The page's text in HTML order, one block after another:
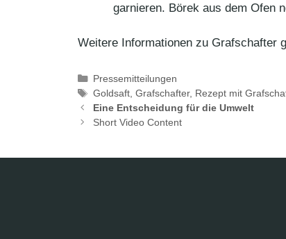
garnieren. Börek aus dem Ofen
Weitere Informationen zu Grafschafter
Kategorien
Pressemitteilungen
Schlagwörter
Goldsaft, Grafschafter, Rezept mit
Eine Entscheidung für die Umwelt
Short Video Content